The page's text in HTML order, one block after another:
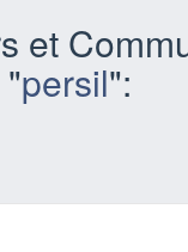
et
persil":